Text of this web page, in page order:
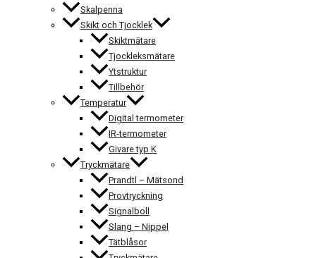
Skalpenna
Skikt och Tjocklek
Skiktmätare
Tjockleksmätare
Ytstruktur
Tillbehör
Temperatur
Digital termometer
IR-termometer
Givare typ K
Tryckmätare
Prandtl – Mätsond
Provtryckning
Signalboll
Slang – Nippel
Tätblåsor